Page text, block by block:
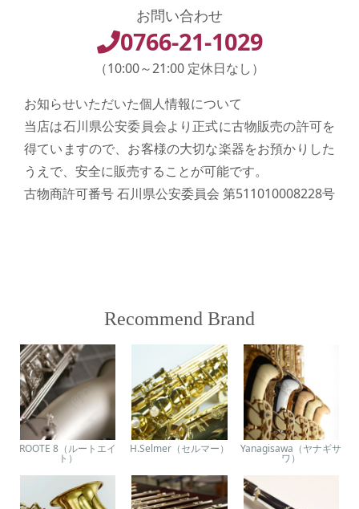
お問い合わせ
0766-21-1029
（10:00～21:00 定休日なし）
お知らせいただいた個人情報について
当店は石川県公安委員会より正式に古物販売の許可を
得ていますので、お客様の大切な楽器をお預かりした
うえで、安全に販売することが可能です。
古物商許可番号 石川県公安委員会 第511010008228号
Recommend Brand
ROOTE 8（ルートエイ
ト）
H.Selmer（セルマー） Yanagisawa（ヤナギサ
ワ）